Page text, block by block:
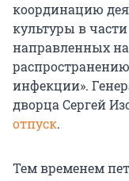
координацию
культуры в
направленных
инфекции».
дворца Сергей
отпуск.
Тем временем